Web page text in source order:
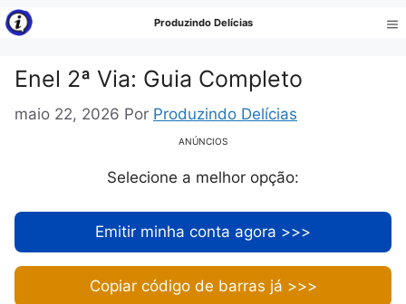
Pular
para
conteúdo
Produzindo Delícias
Enel 2ª Via: Guia Completo
maio 22, 2026 Por Produzindo Delícias
ANÚNCIOS
Selecione a melhor opção:
Emitir minha conta agora >>>
Copiar código de barras já >>>